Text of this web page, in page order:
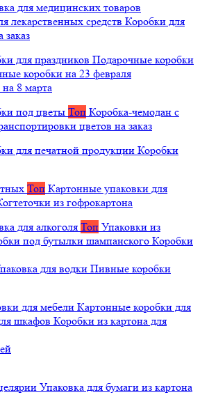
для медицинских товаров
лекарственных средств Коробки для
для праздников Подарочные коробки
коробки на 23 февраля
8 марта
под цветы Топ Коробка-чемодан с
цветов на заказ
для печатной продукции Коробки
Топ Картонные упаковки для
из гофрокартона
для алкоголя Топ Упаковки из
под бутылки шампанского Коробки
для водки Пивные коробки
для мебели Картонные коробки для
шкафов Коробки из картона для
Упаковка для бумаги из картона